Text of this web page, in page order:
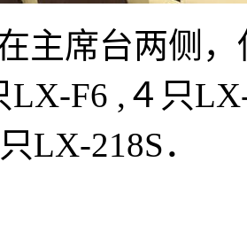
主席台两侧
F6 ,４只
LX-218S．